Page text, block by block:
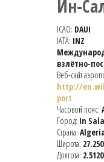
Ин-
ICAO: DAUI
IATA: INZ
взлётно-
Веб-сайт
http://
port
Часовой пояс:
Город: In
Страна:
Широта:
Долгота: